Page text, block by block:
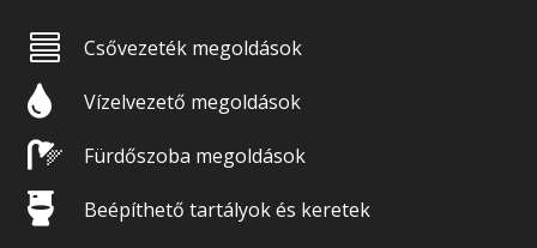
 Csővezeték megoldások
 Vízelvezető megoldások
 Fürdőszoba megoldások
 Beépíthető tartályok és keretek